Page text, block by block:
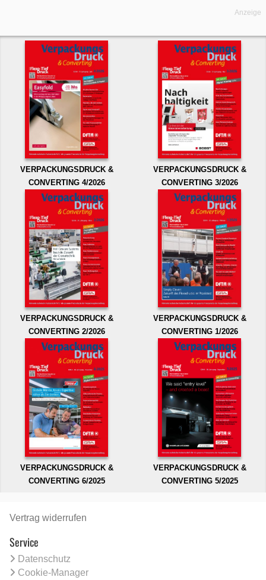
Anzeige
VERPACKUNGSDRUCK &
CONVERTING 4/2026
VERPACKUNGSDRUCK &
CONVERTING 3/2026
VERPACKUNGSDRUCK &
CONVERTING 2/2026
VERPACKUNGSDRUCK &
CONVERTING 1/2026
VERPACKUNGSDRUCK &
CONVERTING 6/2025
VERPACKUNGSDRUCK &
CONVERTING 5/2025
Vertrag widerrufen
Service
Datenschutz
Cookie-Manager